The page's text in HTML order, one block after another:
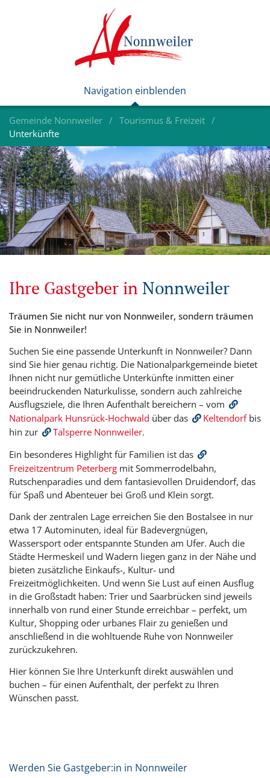
Gemeinde Nonnweiler
Tourismus & Freizeit
Unterkünfte
Ihre Gastgeber inNonnweiler
Träumen Sie nicht nur von Nonnweiler, sondern träumen
Sie in Nonnweiler!
Suchen Sie eine passende Unterkunft in Nonnweiler? Dann
sind Sie hier genau richtig. Die Nationalparkgemeinde bietet
Ihnen nicht nur gemütliche Unterkünfte inmitten einer
beeindruckenden Naturkulisse, sondern auch zahlreiche
Ausflugsziele, die Ihren Aufenthalt bereichern – vom
Nationalpark Hunsrück-Hochwald über das Keltendorfbis
hin zur
Talsperre Nonnweiler.
Ein besonderes Highlight für Familien ist das
Freizeitzentrum Peterberg mit Sommerrodelbahn,
Rutschenparadies und dem fantasievollen Druidendorf, das
für Spaß und Abenteuer bei Groß und Klein sorgt.
Dank der zentralen Lage erreichen Sie den Bostalsee in nur
etwa 17 Autominuten, ideal für Badevergnügen,
Wassersport oder entspannte Stunden am Ufer. Auch die
Städte Hermeskeil und Wadern liegen ganz in der Nähe und
bieten zusätzliche Einkaufs-, Kultur- und
Freizeitmöglichkeiten. Und wenn Sie Lust auf einen Ausflug
in die Großstadt haben: Trier und Saarbrücken sind jeweils
innerhalb von rund einer Stunde erreichbar – perfekt, um
Kultur, Shopping oder urbanes Flair zu genießen und
anschließend in die wohltuende Ruhe von Nonnweiler
zurückzukehren.
Hier können Sie Ihre Unterkunft direkt auswählen und
buchen – für einen Aufenthalt, der perfekt zu Ihren
Wünschen passt.
Werden Sie Gastgeber:in in Nonnweiler